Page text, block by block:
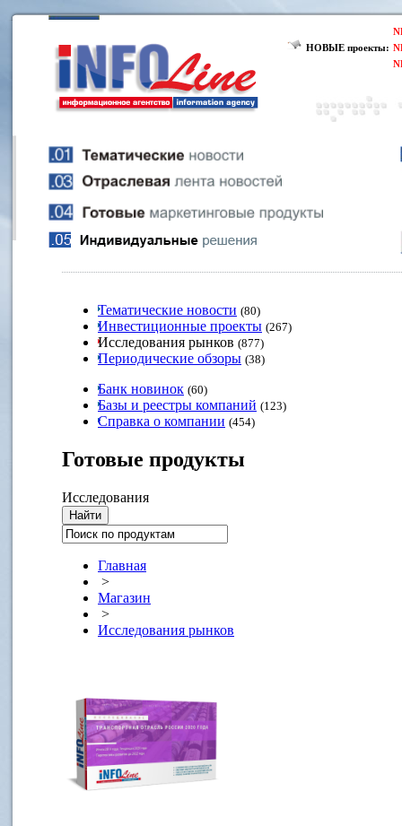
НОВЫЕ проекты:
Тематические новости (80)
Инвестиционные проекты (267)
Исследования рынков (877)
Периодические обзоры (38)
Банк новинок (60)
Базы и реестры компаний (123)
Справка о компании (454)
Готовые продукты
Исследования
Главная
>
Магазин
>
Исследования рынков